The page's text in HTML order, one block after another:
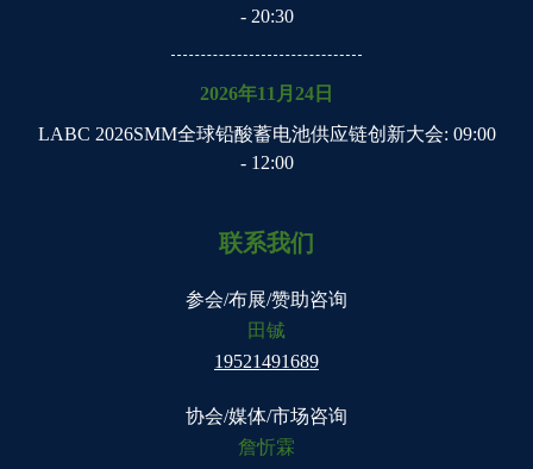
- 20:30
2026年11月24日
LABC 2026SMM全球铅酸蓄电池供应链创新大会: 09:00
- 12:00
联系我们
参会/布展/赞助咨询
田铖
19521491689
协会/媒体/市场咨询
詹忻霖